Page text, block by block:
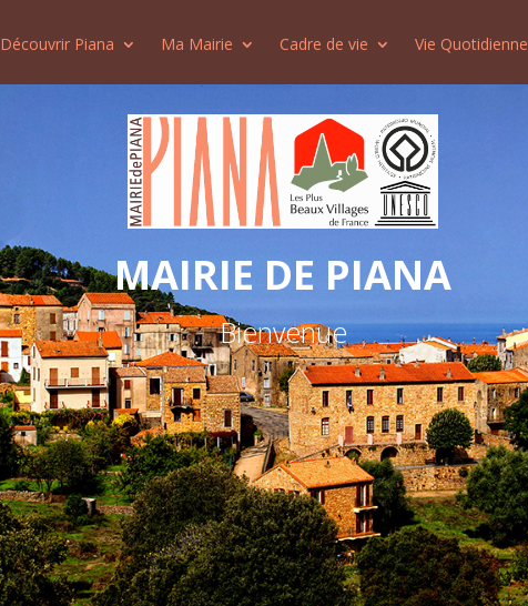
Découvrir Piana Ma Mairie Cadre de vie Vie Quotidienne
MAIRIE DE PIANA
Bienvenue